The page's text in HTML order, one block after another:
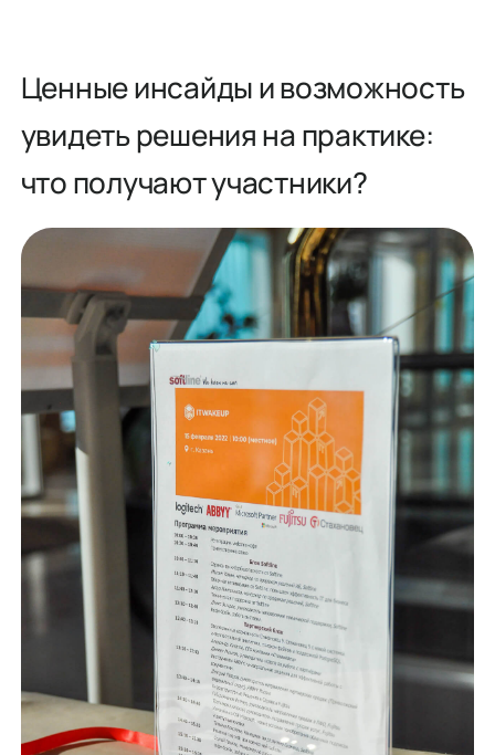
Ценные инсайды и возможность
увидеть решения на практике:
что получают участники?